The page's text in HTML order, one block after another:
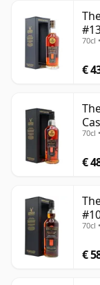
70cl
€
70cl
€
70cl
€